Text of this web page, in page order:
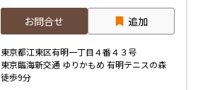
お問合せ 追加
東京都江東区有明一丁目４番４３号
東京臨海新交通 ゆりかもめ 有明テニスの森
徒歩9分